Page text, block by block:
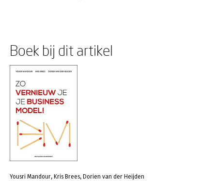
Boek bij dit artikel
Yousri Mandour, Kris Brees, Dorien van der Heijden